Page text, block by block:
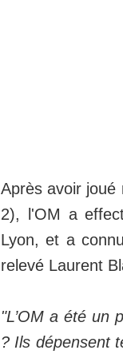
Après avoir joué
2), l'OM a
Lyon, et a
relevé Laurent
"L’OM a été un
? Ils dépensent